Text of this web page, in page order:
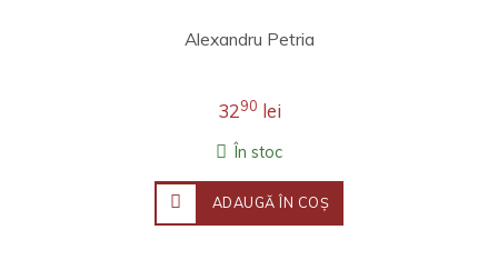
Alexandru Petria
3290 lei
În stoc
ADAUGĂ ÎN COŞ